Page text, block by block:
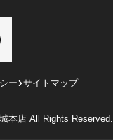
ー サイトマップ
本店 All Rights Reserved.